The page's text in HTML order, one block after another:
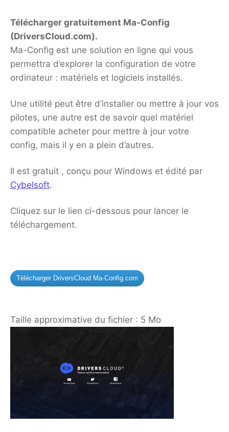
Télécharger gratuitement Ma-Config
(DriversCloud.com).
Ma-Config est une solution en ligne qui vous
permettra d’explorer la configuration de votre
ordinateur : matériels et logiciels installés.
Une utilité peut être d’installer ou mettre à jour vos
pilotes, une autre est de savoir quel matériel
compatible acheter pour mettre à jour votre
config, mais il y en a plein d’autres.
Il est gratuit , conçu pour Windows et édité par
Cybelsoft.
Cliquez sur le lien ci-dessous pour lancer le
téléchargement.
Télécharger DriversCloud Ma-Config.com
Taille approximative du fichier : 5 Mo